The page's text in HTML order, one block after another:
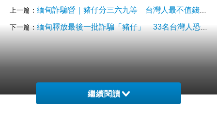
上一篇： 緬甸詐騙營｜豬仔分三六九等 台灣人最不值錢 最貴竟來自這地區
下一篇： 緬甸釋放最後一批詐騙「豬仔」 33名台灣人恐被送中國
繼續閱讀